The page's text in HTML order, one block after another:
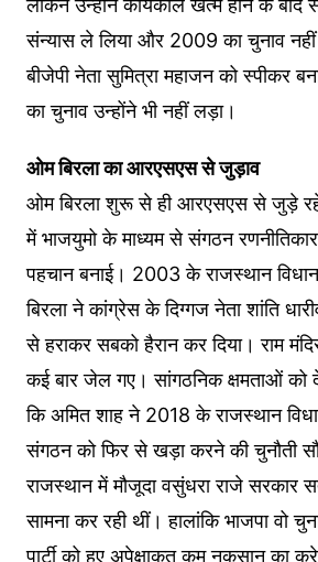
लेकिन उन्‍होंने कार्यकाल खत्‍म होने के बाद
संन्‍यास ले लिया और 2009 का चुनाव
बीजेपी नेता सुमित्रा महाजन को स्‍पीकर
का चुनाव उन्‍होंने भी नहीं लड़ा।
ओम बिरला का आरएसएस से जुड़ाव
ओम बिरला शुरू से ही आरएसएस से जुड़े
में भाजयुमो के माध्‍यम से संगठन
पहचान बनाई। 2003 के राजस्‍थान
बिरला ने कांग्रेस के दिग्‍गज नेता शांति
से हराकर सबको हैरान कर दिया। राम
कई बार जेल गए। सांगठनिक क्षमताओं को
कि अमित शाह ने 2018 के राजस्‍थान
संगठन को फिर से खड़ा करने की चुनौती
राजस्‍थान में मौजूदा वसुंधरा राजे सरकार
सामना कर रही थीं। हालांकि भाजपा वो
पार्टी को हुए अपेक्षाकृत कम नुकसान का